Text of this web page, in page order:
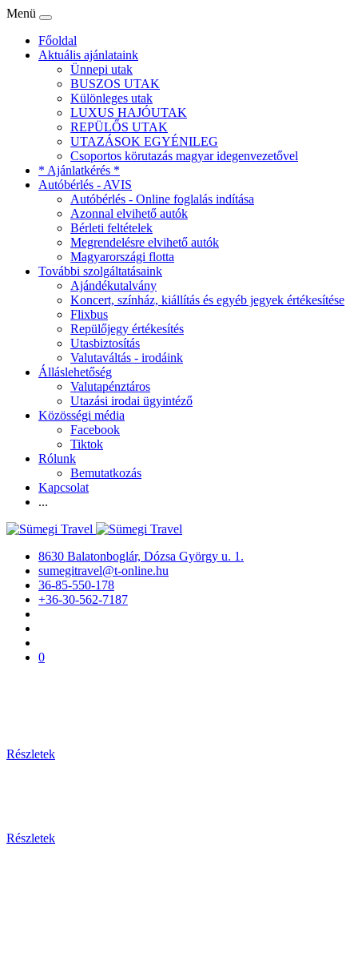
Menü
Főoldal
Aktuális ajánlataink
Ünnepi utak
BUSZOS UTAK
Különleges utak
LUXUS HAJÓUTAK
REPÜLŐS UTAK
UTAZÁSOK EGYÉNILEG
Csoportos körutazás magyar idegenvezetővel
* Ajánlatkérés *
Autóbérlés - AVIS
Autóbérlés - Online foglalás indítása
Azonnal elvihető autók
Bérleti feltételek
Megrendelésre elvihető autók
Magyarországi flotta
További szolgáltatásaink
Ajándékutalvány
Koncert, színház, kiállítás és egyéb jegyek értékesítése
Flixbus
Repülőjegy értékesítés
Utasbiztosítás
Valutaváltás - irodáink
Álláslehetőség
Valutapénztáros
Utazási irodai ügyintéző
Közösségi média
Facebook
Tiktok
Rólunk
Bemutatkozás
Kapcsolat
...
8630 Balatonboglár, Dózsa György u. 1.
sumegitravel@t-online.hu
36-85-550-178
+36-30-562-7187
0
Részletek
Részletek